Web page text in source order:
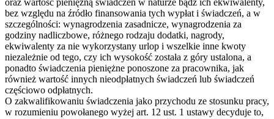
oraz wartość pieniężną świadczeń w naturze bądź ich ekwiwalenty,
bez względu na źródło finansowania tych wypłat i świadczeń, a w
szczególności: wynagrodzenia zasadnicze, wynagrodzenia za
godziny nadliczbowe, różnego rodzaju dodatki, nagrody,
ekwiwalenty za nie wykorzystany urlop i wszelkie inne kwoty
niezależnie od tego, czy ich wysokość została z góry ustalona, a
ponadto świadczenia pieniężne ponoszone za pracownika, jak
również wartość innych nieodpłatnych świadczeń lub świadczeń
częściowo odpłatnych.
O zakwalifikowaniu świadczenia jako przychodu ze stosunku pracy,
w rozumieniu powołanego wyżej art. 12 ust. 1 ustawy decyduje to,